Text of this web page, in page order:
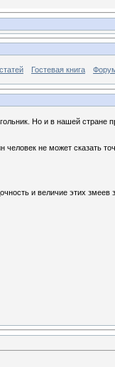
Гостевая книга
Но и в нашей стране
не может сказать
и величие этих змеев